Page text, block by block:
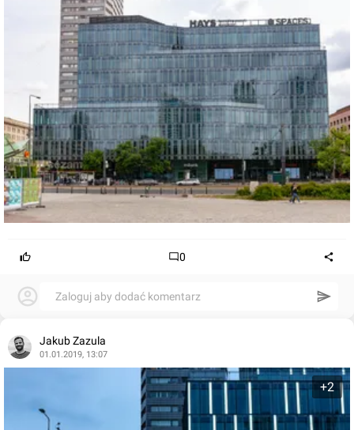
0
Zaloguj aby dodać komentarz
Jakub Zazula
01.01.2019, 13:07
+2